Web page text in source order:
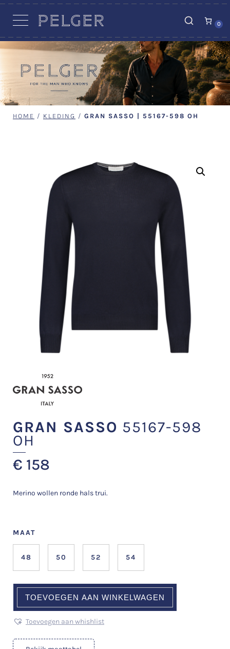
0
HOME / KLEDING / GRAN SASSO | 55167-598 OH
GRAN SASSO 55167-598
OH
€ 158
Merino wollen ronde hals trui.
MAAT
48 50 52 54
TOEVOEGEN AAN WINKELWAGEN
Toevoegen aan whishlist